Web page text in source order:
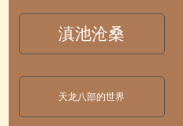
滇池沧桑
天龙八部的世界